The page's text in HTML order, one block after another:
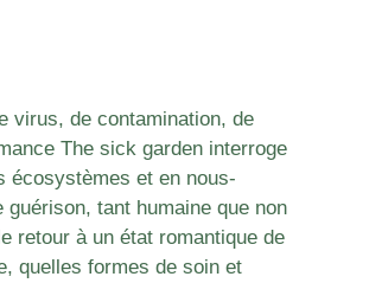
virus, de contamination, de
The sick garden interroge
écosystèmes et en nous-
guérison, tant humaine que non
retour à un état romantique de
quelles formes de soin et